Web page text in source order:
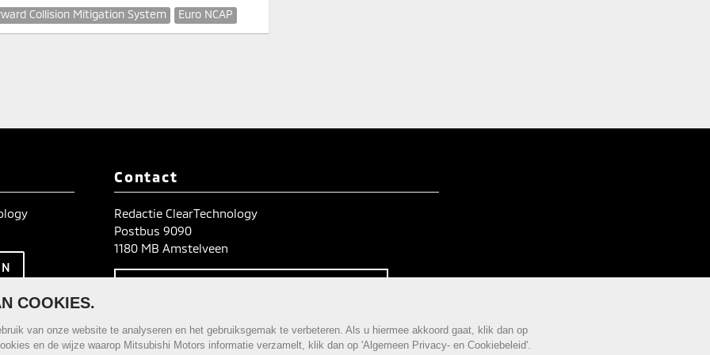
Euro NCAP
Collision Mitigation System
Contact
Redactie ClearTechnology
Postbus 9090
1180 MB Amstelveen
COOKIES.
van onze website te analyseren en het gebruiksgemak te verbeteren. Als u hiermee akkoord gaat, klik dan op
en de wijze waarop Mitsubishi Motors informatie verzamelt, klik dan op 'Algemeen Privacy- en Cookiebeleid'.